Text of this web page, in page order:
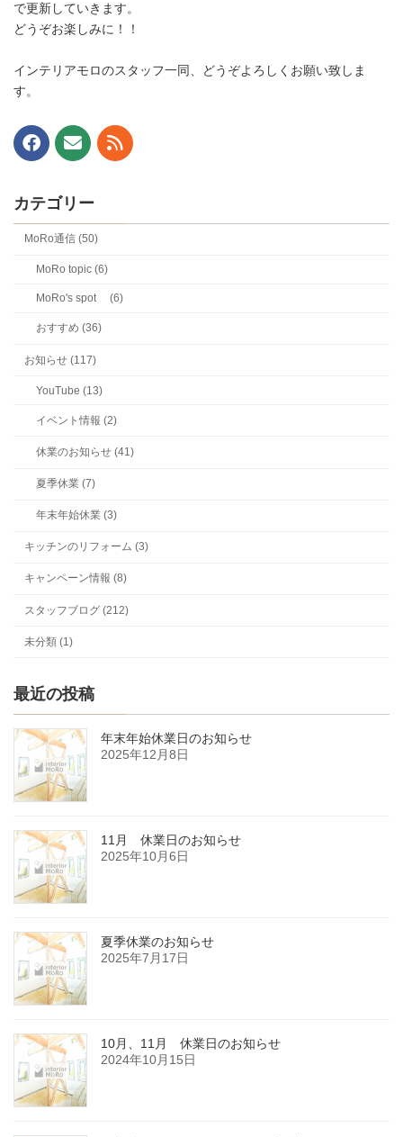
で更新していきます。
どうぞお楽しみに！！
インテリアモロのスタッフ一同、どうぞよろしくお願い致しま
す。
カテゴリー
MoRo通信 (50)
MoRo topic (6)
MoRo's spot (6)
おすすめ (36)
お知らせ (117)
YouTube (13)
イベント情報 (2)
休業のお知らせ (41)
夏季休業 (7)
年末年始休業 (3)
キッチンのリフォーム (3)
キャンペーン情報 (8)
スタッフブログ (212)
未分類 (1)
最近の投稿
年末年始休業日のお知らせ
2025年12月8日
11月 休業日のお知らせ
2025年10月6日
夏季休業のお知らせ
2025年7月17日
10月、11月 休業日のお知らせ
2024年10月15日